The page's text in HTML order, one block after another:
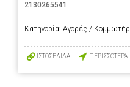
2130265541
Κατηγορία: Αγορές /
ΙΣΤΟΣΕΛΙΔΑ ΠΕΡΙΣΣΟΤΕΡΑ